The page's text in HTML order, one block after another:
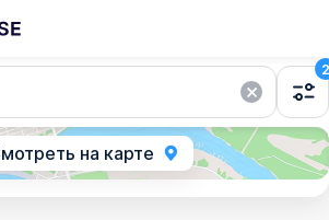
2
на карте